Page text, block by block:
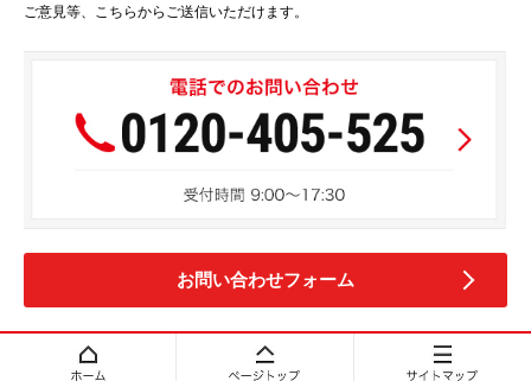
ご意見等、こちらからご送信いただけます。
お問い合わせフォーム